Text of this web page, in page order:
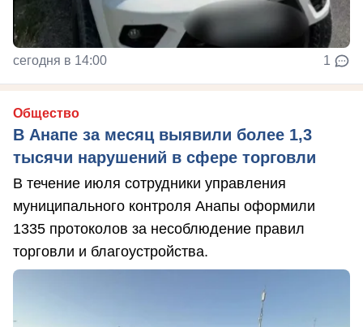
сегодня в 14:00 1
Общество
В Анапе за месяц выявили более 1,3
тысячи нарушений в сфере торговли
В течение июля сотрудники управления
муниципального контроля Анапы оформили
1335 протоколов за несоблюдение правил
торговли и благоустройства.